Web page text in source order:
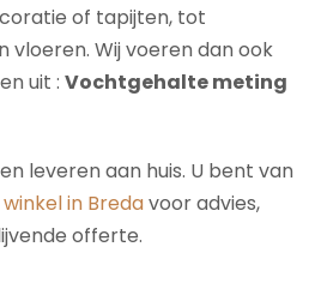
of tapijten, tot
vloeren. Wij voeren dan ook
uit : Vochtgehalte meting
leveren aan huis. U bent van
winkel in Bredavoor advies,
offerte.